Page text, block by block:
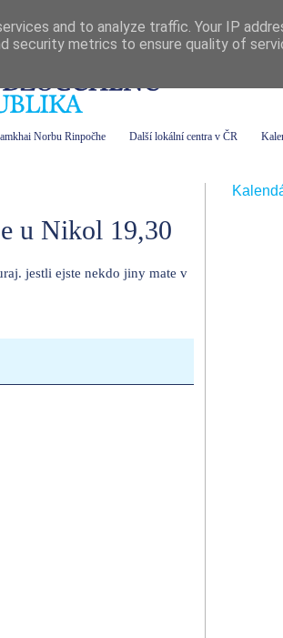
Norbu Rinpočhe Další lokální centra v ČR
u Nikol 19,30
jestli ejste nekdo jiny mate v
and to analyze traffic. Your IP
security metrics to ensure quality of